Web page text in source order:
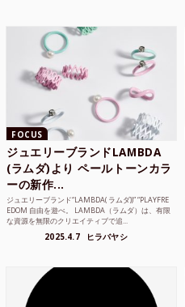
FOCUS
ジュエリーブランドLAMBDA
(ラムダ)より ペールトーンカラ
ーの新作...
ジュエリーブランド“LAMBDA( ラムダ))” “PLAYFRE
EDOM 自由を遊べ。 LAMBDA（ラムダ）は、有限
な資源を無限のクリエイティブで追...
2025.4.7 ヒラバヤシ